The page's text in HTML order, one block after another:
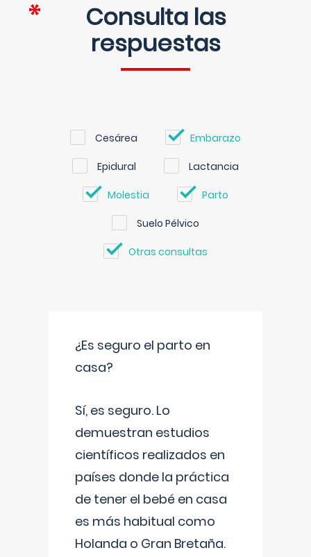
Consulta las
respuestas
Cesárea Embarazo
Epidural Lactancia
Molestia Parto
Suelo Pélvico
Otras consultas
¿Es seguro el parto en
casa?
Sí, es seguro. Lo
demuestran estudios
científicos realizados en
países donde la práctica
de tener el bebé en casa
es más habitual como
Holanda o Gran Bretaña.